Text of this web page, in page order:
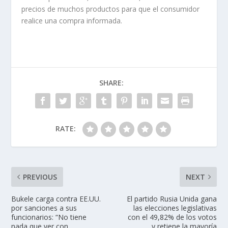
precios de muchos productos para que el consumidor
realice una compra informada.
SHARE:
RATE:
PREVIOUS
Bukele carga contra EE.UU.
por sanciones a sus
funcionarios: “No tiene
NEXT
El partido Rusia Unida gana
las elecciones legislativas
con el 49,82% de los votos